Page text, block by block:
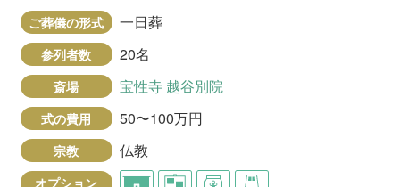
ご葬儀の形式 一日葬
参列者数 20名
斎場 宝性寺 越谷別院
式の費用 50〜100万円
宗教 仏教
オプション